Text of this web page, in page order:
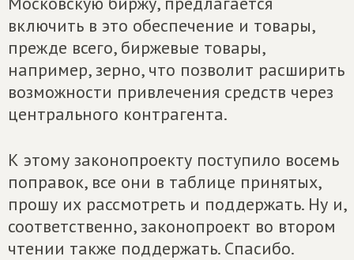
включить в это обеспечение и товары,
прежде всего, биржевые товары,
например, зерно, что позволит расширить
возможности привлечения средств через
центрального контрагента.
К этому законопроекту поступило восемь
поправок, все они в таблице принятых,
прошу их рассмотреть и поддержать. Ну и,
соответственно, законопроект во втором
чтении также поддержать. Спасибо.